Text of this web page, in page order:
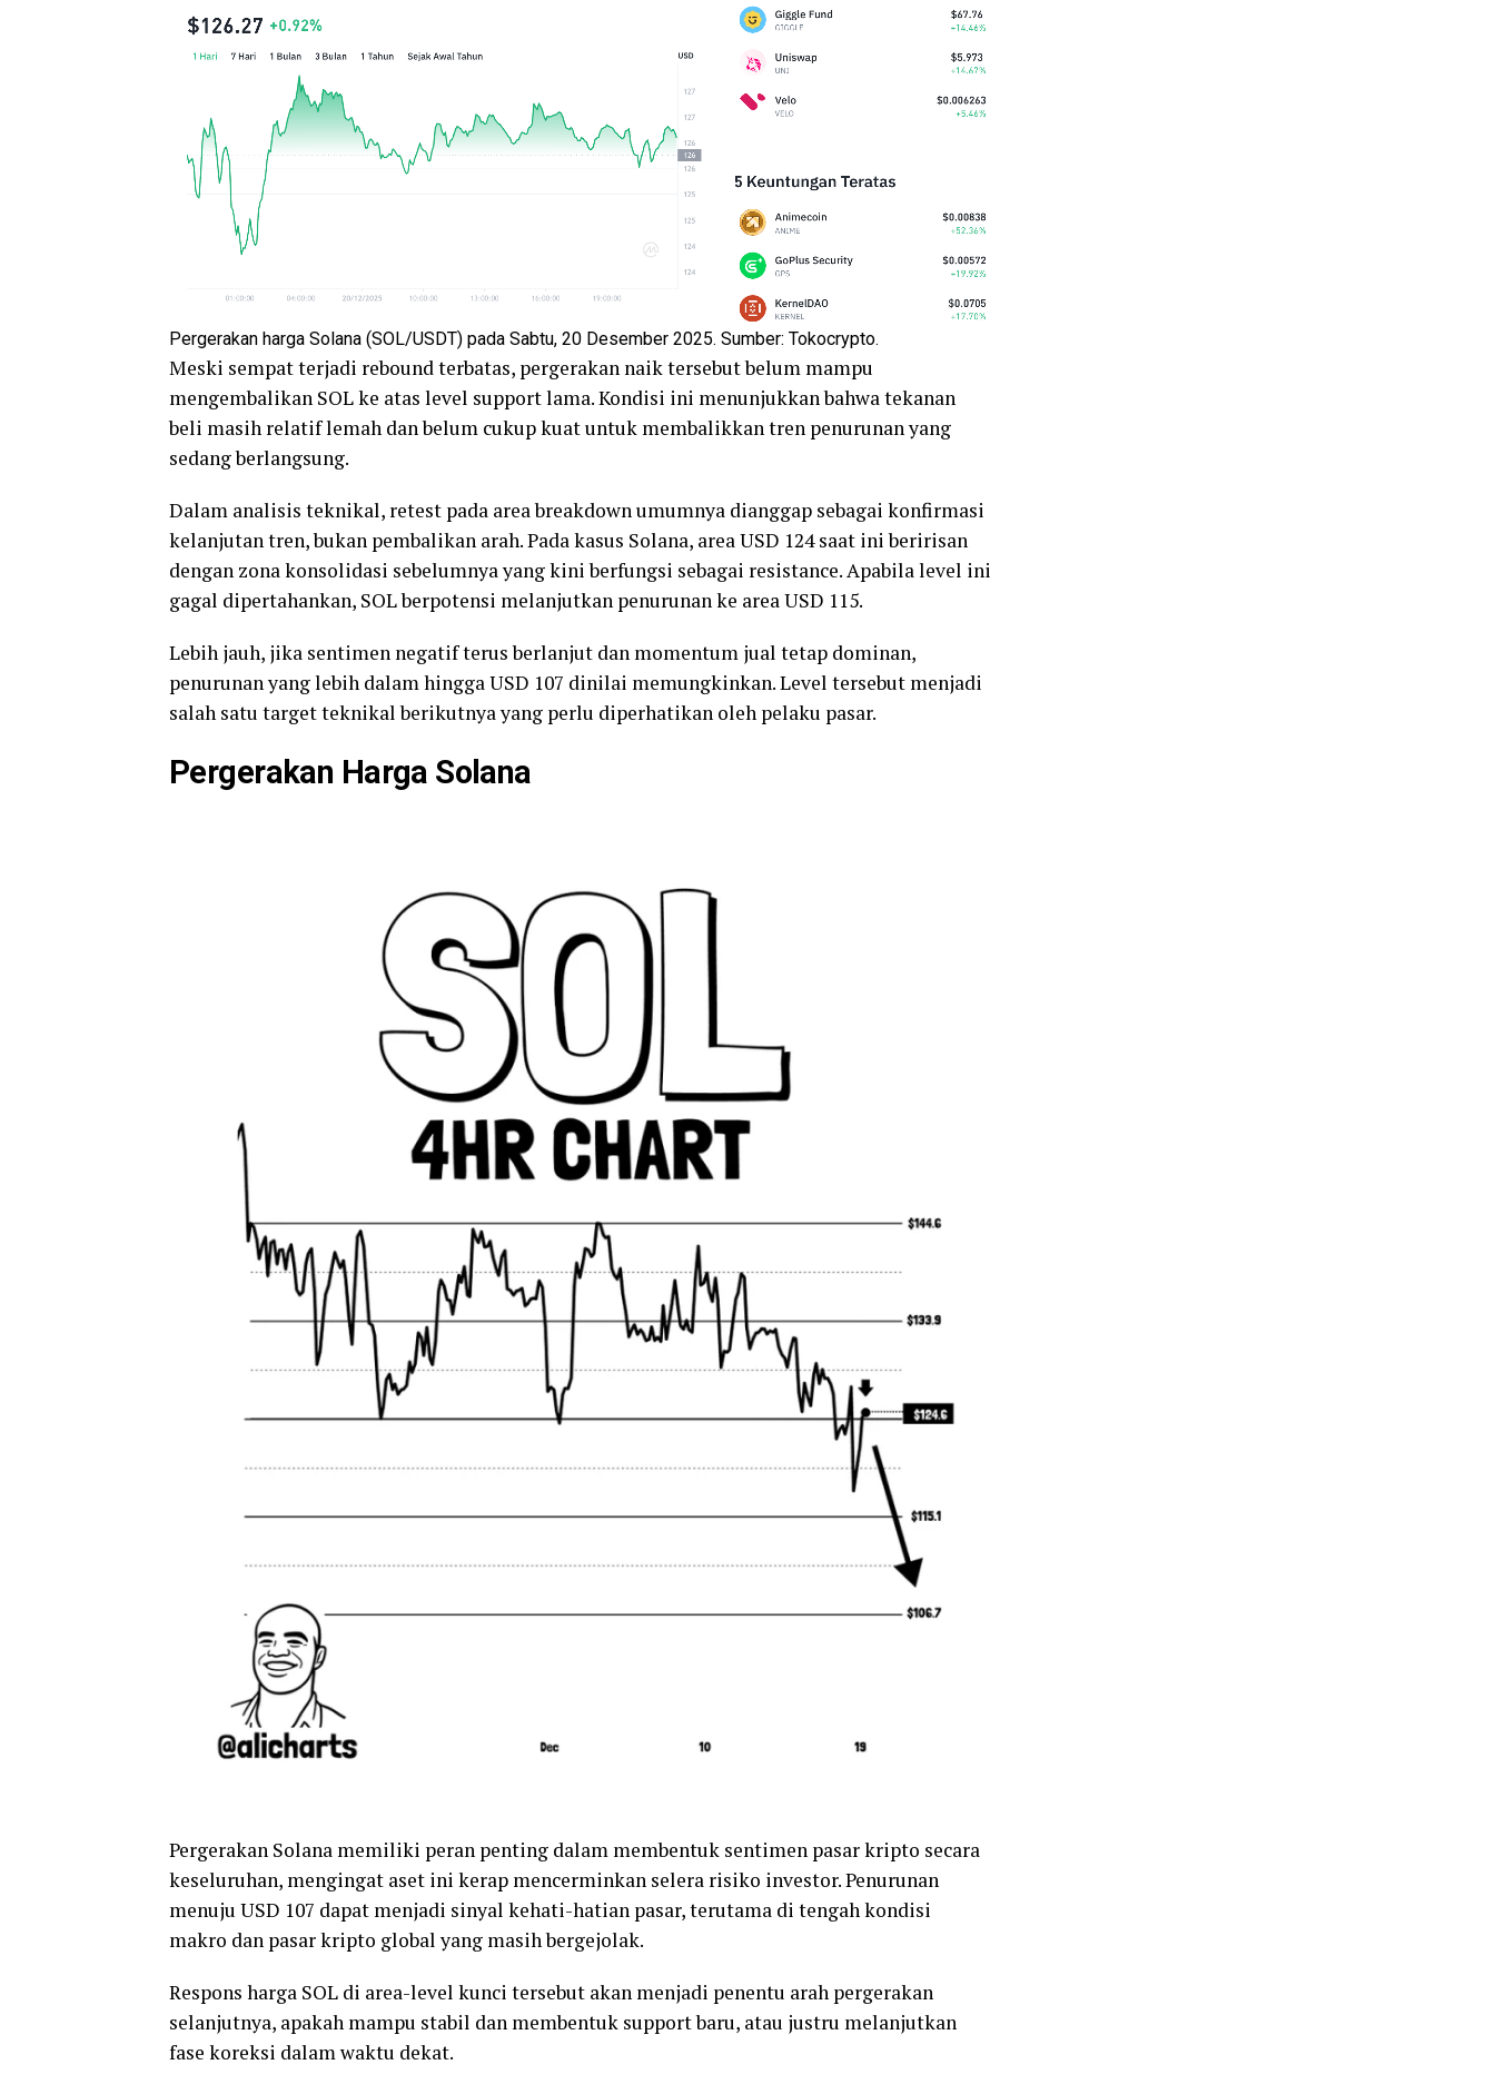
Pergerakan harga Solana (SOL/USDT) pada Sabtu, 20 Desember 2025. Sumber: Tokocrypto.
Meski sempat terjadi rebound terbatas, pergerakan naik tersebut belum mampu
mengembalikan SOL ke atas level support lama. Kondisi ini menunjukkan bahwa tekanan
beli masih relatif lemah dan belum cukup kuat untuk membalikkan tren penurunan yang
sedang berlangsung.
Dalam analisis teknikal, retest pada area breakdown umumnya dianggap sebagai konfirmasi
kelanjutan tren, bukan pembalikan arah. Pada kasus Solana, area USD 124 saat ini beririsan
dengan zona konsolidasi sebelumnya yang kini berfungsi sebagai resistance. Apabila level ini
gagal dipertahankan, SOL berpotensi melanjutkan penurunan ke area USD 115.
Lebih jauh, jika sentimen negatif terus berlanjut dan momentum jual tetap dominan,
penurunan yang lebih dalam hingga USD 107 dinilai memungkinkan. Level tersebut menjadi
salah satu target teknikal berikutnya yang perlu diperhatikan oleh pelaku pasar.
Pergerakan Harga Solana
Pergerakan Solana memiliki peran penting dalam membentuk sentimen pasar kripto secara
keseluruhan, mengingat aset ini kerap mencerminkan selera risiko investor. Penurunan
menuju USD 107 dapat menjadi sinyal kehati-hatian pasar, terutama di tengah kondisi
makro dan pasar kripto global yang masih bergejolak.
Respons harga SOL di area-level kunci tersebut akan menjadi penentu arah pergerakan
selanjutnya, apakah mampu stabil dan membentuk support baru, atau justru melanjutkan
fase koreksi dalam waktu dekat.